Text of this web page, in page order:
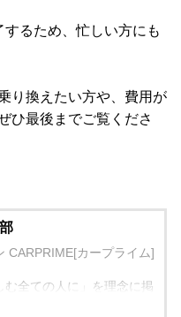
るため、忙しい方にも
り換えたい方や、費用が
ひ最後までご覧くださ
CARPRIME[カープライム]
む全ての人に」を理念に掲
います。